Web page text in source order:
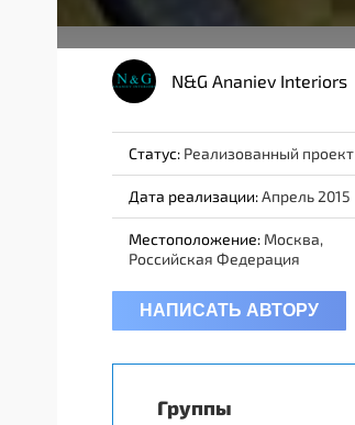
N&G Ananiev Interiors
Статус: Реализованный проект
Дата реализации:Апрель 2015
Местоположение: Москва,
Российская Федерация
НАПИСАТЬ АВТОРУ
Группы